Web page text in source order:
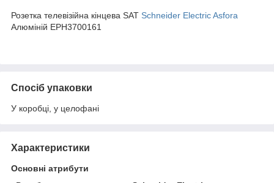
Розетка телевізійна кінцева SAT Schneider ElectricAsfora
Алюміній EPH3700161
Спосіб упаковки
У коробці, у целофані
Характеристики
Основні атрибути